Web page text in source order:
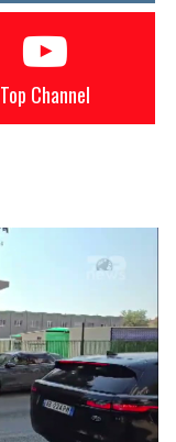
Top Channel